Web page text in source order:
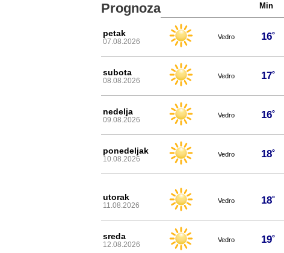
Prognoza Min
petak
07.08.2026
Vedro 16˚
subota
08.08.2026
Vedro 17˚
nedelja
09.08.2026
Vedro 16˚
ponedeljak
10.08.2026
Vedro 18˚
utorak
11.08.2026
Vedro 18˚
sreda
12.08.2026
Vedro 19˚